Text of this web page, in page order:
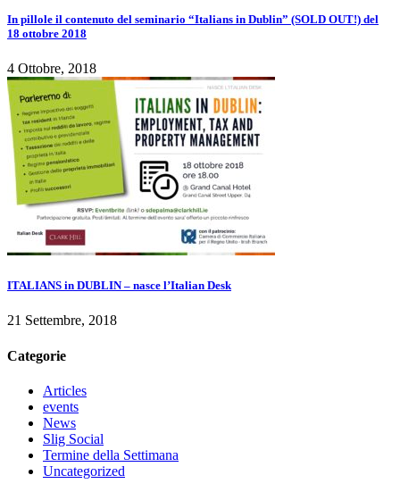
In pillole il contenuto del seminario “Italians in Dublin” (SOLD OUT!) del
18 ottobre 2018
4 Ottobre, 2018
ITALIANS in DUBLIN – nasce l’Italian Desk
21 Settembre, 2018
Categorie
Articles
events
News
Slig Social
Termine della Settimana
Uncategorized